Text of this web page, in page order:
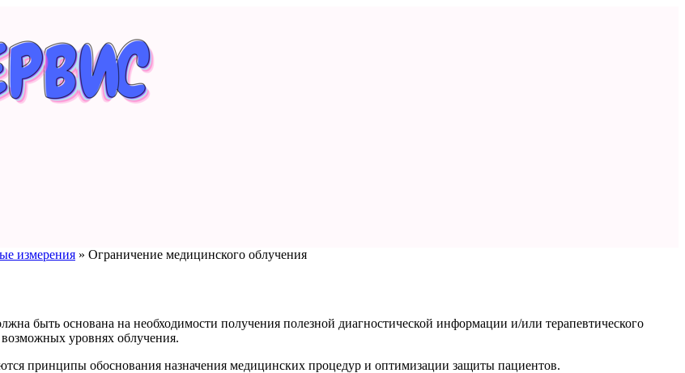
измерения » Ограничение медицинского облучения
быть основана на необходимости получения полезной диагностической информации и/или терапевтического
уровнях облучения.
принципы обоснования назначения медицинских процедур и оптимизации защиты пациентов.